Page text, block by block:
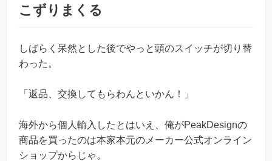
こずりまくる
しばらく呆然とした後でやっと頭のスイッチが切り替
わった。
「返品、交換してもらわんといかん！」
海外から個人輸入したとはいえ、俺がPeakDesignの
商品を買ったのは本家本元のメーカー公式オンライン
ショップからじゃ。